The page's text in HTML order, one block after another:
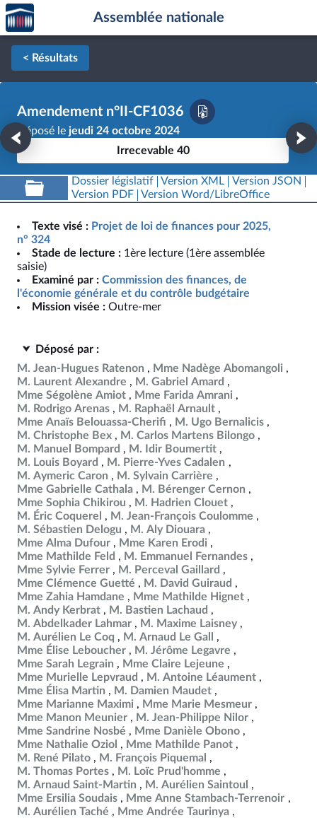
Aller au contenu
Aller en bas de la page
Accèder
à la
page
d'accueil
Assemblée nationale
< Résultats
Amendement n°II-CF1036
Déposé le jeudi 24 octobre 2024
Irrecevable 40
Dossier législatif Version XML
Version JSON
Version PDF
Version Word/LibreOffice
Texte visé : Projet de loi de finances pour 2025,
n° 324
Stade de lecture : 1ère lecture (1ère assemblée
saisie)
Examiné par : Commission des finances, de
l'économie générale et du contrôle budgétaire
Mission visée : Outre-mer
Déposé par :
M. Jean-Hugues Ratenon
Mme Nadège Abomangoli
M. Laurent Alexandre
M. Gabriel Amard
Mme Ségolène Amiot
Mme Farida Amrani
M. Rodrigo Arenas
M. Raphaël Arnault
Mme Anaïs Belouassa-Cherifi
M. Ugo Bernalicis
M. Christophe Bex
M. Carlos Martens Bilongo
M. Manuel Bompard
M. Idir Boumertit
M. Louis Boyard
M. Pierre-Yves Cadalen
M. Aymeric Caron
M. Sylvain Carrière
Mme Gabrielle Cathala
M. Bérenger Cernon
Mme Sophia Chikirou
M. Hadrien Clouet
M. Éric Coquerel
M. Jean-François Coulomme
M. Sébastien Delogu
M. Aly Diouara
Mme Alma Dufour
Mme Karen Erodi
Mme Mathilde Feld
M. Emmanuel Fernandes
Mme Sylvie Ferrer
M. Perceval Gaillard
Mme Clémence Guetté
M. David Guiraud
Mme Zahia Hamdane
Mme Mathilde Hignet
M. Andy Kerbrat
M. Bastien Lachaud
M. Abdelkader Lahmar
M. Maxime Laisney
M. Aurélien Le Coq
M. Arnaud Le Gall
Mme Élise Leboucher
M. Jérôme Legavre
Mme Sarah Legrain
Mme Claire Lejeune
Mme Murielle Lepvraud
M. Antoine Léaument
Mme Élisa Martin
M. Damien Maudet
Mme Marianne Maximi
Mme Marie Mesmeur
Mme Manon Meunier
M. Jean-Philippe Nilor
Mme Sandrine Nosbé
Mme Danièle Obono
Mme Nathalie Oziol
Mme Mathilde Panot
M. René Pilato
M. François Piquemal
M. Thomas Portes
M. Loïc Prud'homme
M. Arnaud Saint-Martin
M. Aurélien Saintoul
Mme Ersilia Soudais
Mme Anne Stambach-Terrenoir
M. Aurélien Taché
Mme Andrée Taurinya